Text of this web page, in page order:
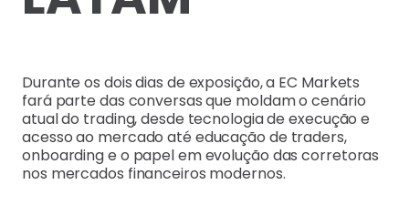
Durante os dois dias de exposição, a EC Markets
fará parte das conversas que moldam o cenário
atual do trading, desde tecnologia de execução e
acesso ao mercado até educação de traders,
onboarding e o papel em evolução das corretoras
nos mercados financeiros modernos.